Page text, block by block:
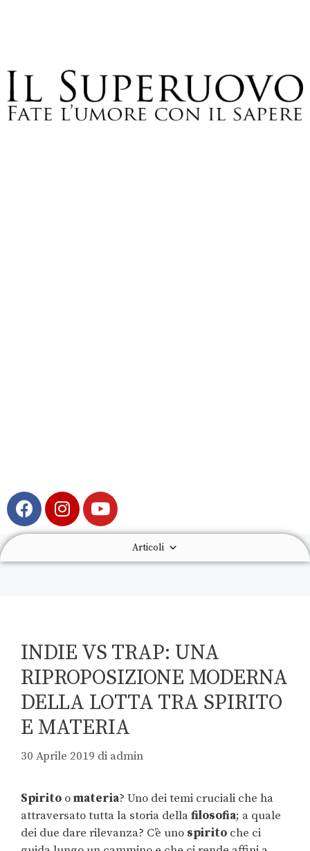
Articoli
INDIE VS TRAP: UNA
RIPROPOSIZIONE MODERNA
DELLA LOTTA TRA SPIRITO
E MATERIA
30 Aprile 2019 di admin
Spirito omateria? Uno dei temi cruciali che ha
attraversato tutta la storia dellafilosofia; a quale
dei due dare rilevanza? C’è uno spirito che ci